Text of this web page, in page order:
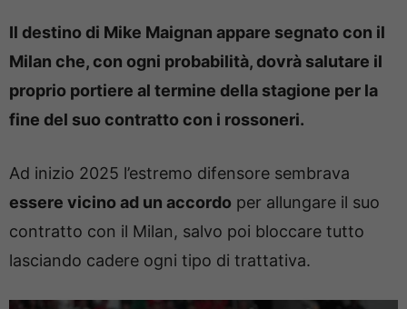
Il destino di Mike Maignan appare segnato con il
Milan che, con ogni probabilità, dovrà salutare il
proprio portiere al termine della stagione per la
fine del suo contratto con i rossoneri.
Ad inizio 2025 l’estremo difensore sembrava
essere vicino ad un accordo per allungare il suo
contratto con il Milan, salvo poi bloccare tutto
lasciando cadere ogni tipo di trattativa.